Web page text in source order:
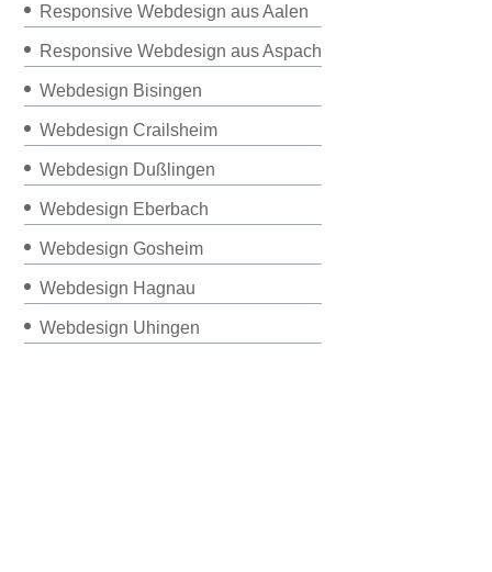
Responsive Webdesign aus Aalen
Responsive Webdesign aus Aspach
Webdesign Bisingen
Webdesign Crailsheim
Webdesign Dußlingen
Webdesign Eberbach
Webdesign Gosheim
Webdesign Hagnau
Webdesign Uhingen